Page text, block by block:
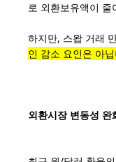
로 외환보유액이 줄
하지만, 스왑 거래
인 감소 요인은 아
외환시장 변동성 완